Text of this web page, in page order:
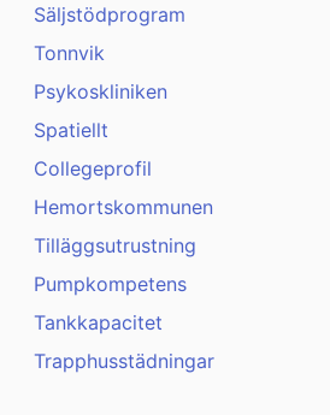
Säljstödprogram
Tonnvik
Psykoskliniken
Spatiellt
Collegeprofil
Hemortskommunen
Tilläggsutrustning
Pumpkompetens
Tankkapacitet
Trapphusstädningar